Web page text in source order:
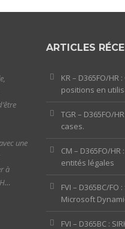
une
à
ARTICLES
KR – D365FO/
positions en
TGR – D365FO/
cases.
CM – D365FO/
entités légales
FVI – D365BC/FO
Microsoft
FVI – D365BC :